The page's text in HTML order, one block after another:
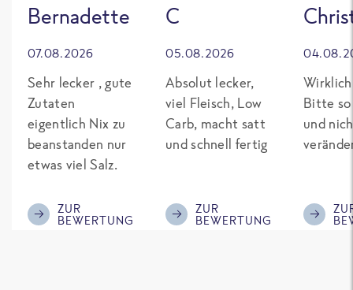
Bernadette
07.08.2026
Sehr lecker , gute
Zutaten
eigentlich Nix zu
beanstanden nur
etwas viel Salz.
ZUR
BEWERTUNG
C
05.08.2026
Absolut lecker,
viel Fleisch, Low
Carb, macht satt
und schnell fertig
ZUR
BEWERTUNG
Bitte so
und